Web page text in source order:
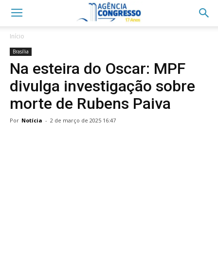
Início
Brasília
Na esteira do Oscar: MPF
divulga investigação sobre
morte de Rubens Paiva
Por Notícia - 2 de março de 2025 16:47